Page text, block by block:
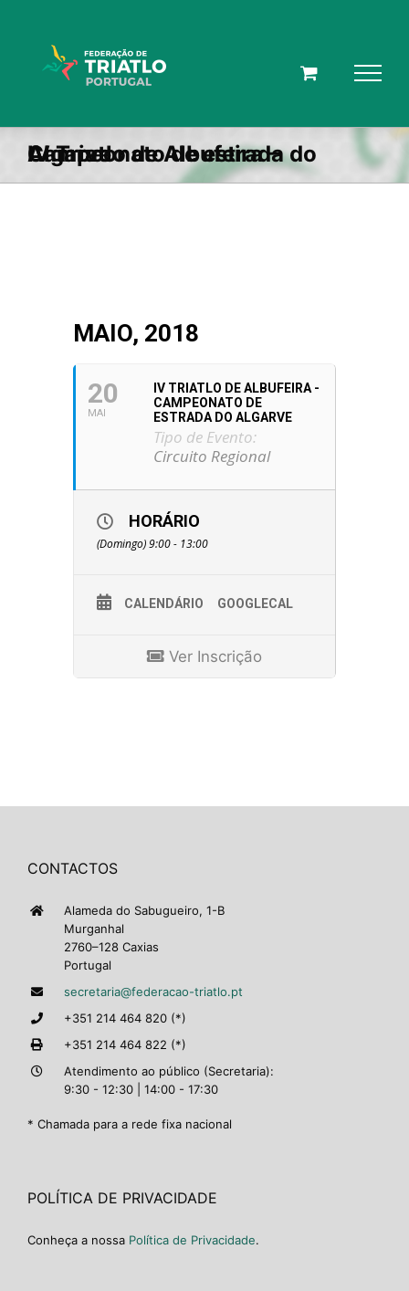
IV Triatlo de Albufeira – Campeonato de estrada do Algarve
MAIO, 2018
20
MAI
IV TRIATLO DE ALBUFEIRA -
CAMPEONATO DE
ESTRADA DO ALGARVE
Tipo de Evento:
Circuito Regional
HORÁRIO
(Domingo) 9:00 - 13:00
CALENDÁRIO GOOGLECAL
Ver Inscrição
CONTACTOS
Alameda do Sabugueiro, 1-B
Murganhal
2760–128 Caxias
Portugal
secretaria@federacao-triatlo.pt
+351 214 464 820 (*)
+351 214 464 822 (*)
Atendimento ao público (Secretaria):
9:30 - 12:30 | 14:00 - 17:30
* Chamada para a rede fixa nacional
POLÍTICA DE PRIVACIDADE
Conheça a nossa Política de Privacidade.